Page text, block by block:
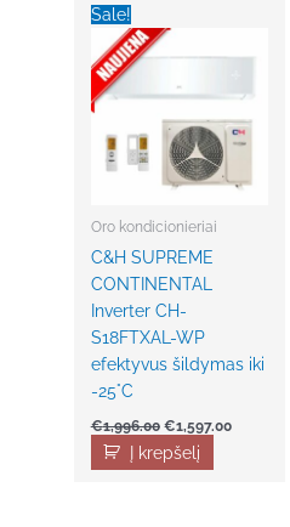
Sale!
Oro kondicionieriai
C&H SUPREME
CONTINENTAL
Inverter CH-
S18FTXAL-WP
efektyvus šildymas iki
-25°C
€1,996.00
was:
€1,597.00
Į krepšelį